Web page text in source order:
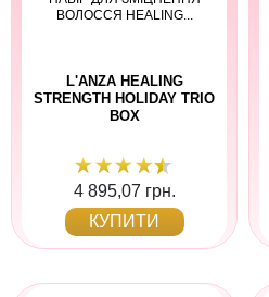
ВОЛОССЯ HEALING...
L'ANZA HEALING
STRENGTH HOLIDAY TRIO
BOX
4 895,07 грн.
КУПИТИ